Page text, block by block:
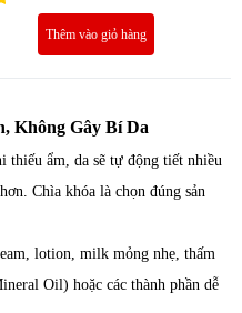
Thêm vào giỏ hàng
Không Gây Bí Da
thiếu ẩm, da sẽ tự động tiết nhiều
Chìa khóa là chọn đúng sản
lotion, milk mỏng nhẹ, thấm
Oil) hoặc các thành phần dễ